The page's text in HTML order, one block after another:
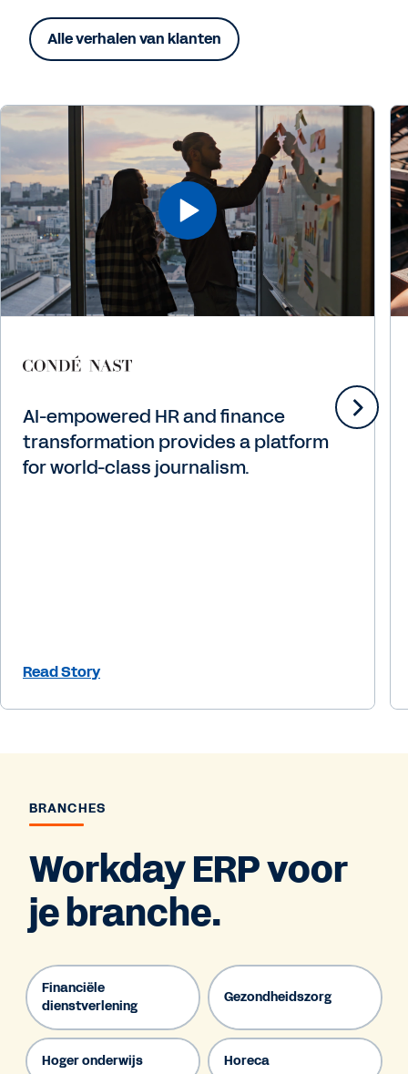
Alle verhalen van klanten
AI-empowered HR and finance
transformation provides a platform
for world-class journalism.
Read Story
BRANCHES
Workday ERP voor
je branche.
Financiële
dienstverlening
Gezondheidszorg
Hoger onderwijs Horeca